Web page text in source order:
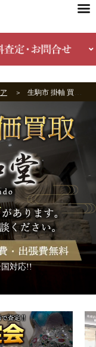
生駒市 掛軸 買取
国対応!!